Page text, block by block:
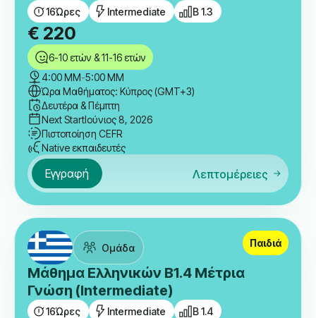
16Ώρες Intermediate B 1.3
€ 220
6-10 ετών & 11-16 ετών
4:00 ΜΜ-5:00 ΜΜ
Ώρα Μαθήματος: Κύπρος (GMT+3)
Δευτέρα & Πέμπτη
Next StartΙούνιος 8, 2026
Πιστοποίηση CEFR
Native εκπαιδευτές
Εγγραφή Λεπτομέρειες
Ομάδα
Μάθημα Ελληνικών B1.4 Μέτρια
Γνώση (Intermediate)
16Ώρες Intermediate B 1.4
Παιδιά